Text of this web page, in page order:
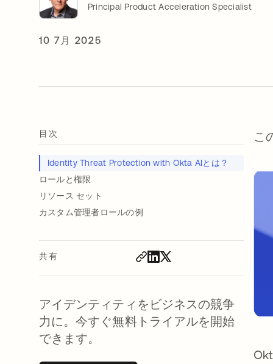
Principal Product Acceleration Specialist
10 7月 2025
目次
Identity Threat Protection with Okta AIとは？
ロールと権限
リソース セット
カスタム管理者ロールの例
共有
アイデンティティをビジネスの競争
力に。今すぐ無料トライアルを開始
できます。
こ